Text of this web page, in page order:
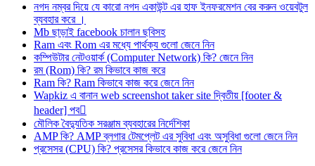
নগদ নম্বর দিয়ে যে কারো নগদ একাউন্ট এর হাফ ইনফরমেশন বের করুন ওয়েবটুল
ব্যবহার করে ।
Mb ছাড়াই facebook চালান ছবিসহ
Ram এবং Rom এর মধ্যে পার্থক্য গুলো জেনে নিন
কম্পিউটার নেটওয়ার্ক (Computer Network) কি? জেনে নিন
রম (Rom) কি? রম কিভাবে কাজ করে
Ram কি? Ram কিভাবে কাজ করে জেনে নিন
Wapkiz এ বানান web screenshot taker site দ্বিতীয় [footer &
header] পব
মৌলিক বৈদ্যুতিক সরঞ্জাম ব্যবহারের নির্দেশিকা
AMP কি? AMP ব্লগার টেমপ্লেট এর সুবিধা এবং অসুবিধা গুলো জেনে নিন
প্রসেসর (CPU) কি? প্রসেসর কিভাবে কাজ করে জেনে নিন